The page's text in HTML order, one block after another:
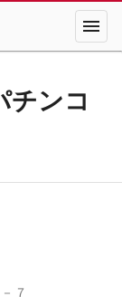
menu
チンコ
７